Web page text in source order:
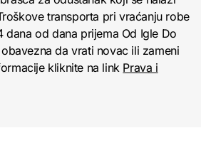
transporta pri vraćanju robe
dana od dana prijema Od Igle Do
da vrati novac ili zameni
kliknite na link Prava i